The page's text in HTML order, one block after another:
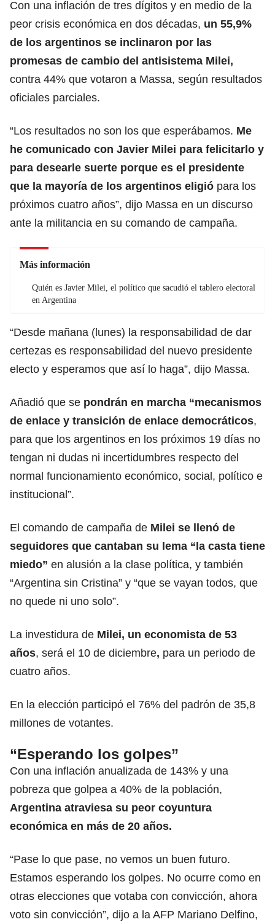
Con una inflación de tres dígitos y en medio de la
peor crisis económica en dos décadas, un 55,9%
de los argentinos se inclinaron por las
promesas de cambio del antisistema Milei,
contra 44% que votaron a Massa, según resultados
oficiales parciales.
“Los resultados no son los que esperábamos. Me
he comunicado con Javier Milei para felicitarlo y
para desearle suerte porque es el presidente
que la mayoría de los argentinos eligió para los
próximos cuatro años”, dijo Massa en un discurso
ante la militancia en su comando de campaña.
Más información
Quién es Javier Milei, el político que sacudió el tablero electoral
en Argentina
“Desde mañana (lunes) la responsabilidad de dar
certezas es responsabilidad del nuevo presidente
electo y esperamos que así lo haga”, dijo Massa.
Añadió que se pondrán en marcha “mecanismos
de enlace y transición de enlace democráticos,
para que los argentinos en los próximos 19 días no
tengan ni dudas ni incertidumbres respecto del
normal funcionamiento económico, social, político e
institucional”.
El comando de campaña de Milei se llenó de
seguidores que cantaban su lema “la casta tiene
miedo” en alusión a la clase política, y también
“Argentina sin Cristina” y “que se vayan todos, que
no quede ni uno solo”.
La investidura de Milei, un economista de 53
años, será el 10 de diciembre, para un periodo de
cuatro años.
En la elección participó el 76% del padrón de 35,8
millones de votantes.
“Esperando los golpes”
Con una inflación anualizada de 143% y una
pobreza que golpea a 40% de la población,
Argentina atraviesa su peor coyuntura
económica en más de 20 años.
“Pase lo que pase, no vemos un buen futuro.
Estamos esperando los golpes. No ocurre como en
otras elecciones que votaba con convicción, ahora
voto sin convicción”, dijo a la AFP Mariano Delfino,